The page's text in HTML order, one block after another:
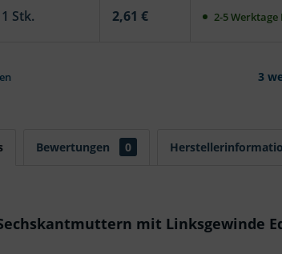
Stk. 2,61 € 2-5
3
Bewertungen 0
mit Linksgewinde